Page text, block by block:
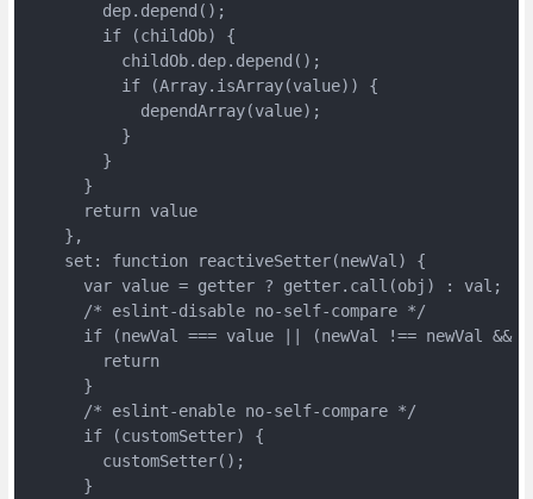
        dep.depend();
        if (childOb) {
          childOb.dep.depend();
          if (Array.isArray(value)) {
            dependArray(value);
          }
        }
      }
      return value
    },
    set: function reactiveSetter(newVal) {
      var value = getter ? getter.call(obj) : val;
      /* eslint-disable no-self-compare */
if (newVal === value || (newVal !== newVal &&
        return
      }
      /* eslint-enable no-self-compare */
      if (customSetter) {
        customSetter();
      }